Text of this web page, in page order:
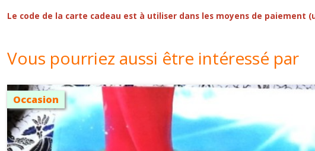
Le code de la carte cadeau est à utiliser dans les moyens de
Vous pourriez aussi être intéressé par
Occasion